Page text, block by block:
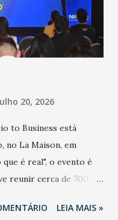
com chance de
um grande risco à
saber fazer a
não so...
20, 2026
to Business está
no La Maison, em
é real", o evento é
reunir cerca de 700
2022, o NM2B
LEIA MAIS »